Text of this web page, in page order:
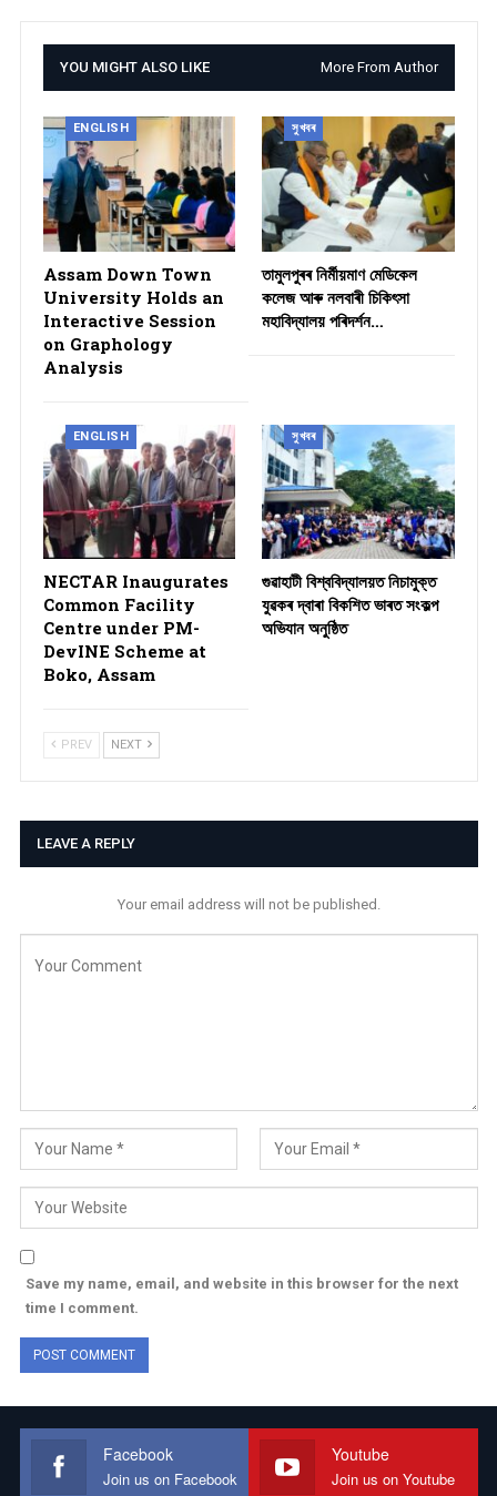
YOU MIGHT ALSO LIKE More From Author
ENGLISH
Assam Down Town
University Holds an
Interactive Session
on Graphology
Analysis
সুখবৰ
তামুলপুৰৰ নিৰ্মীয়মাণ মেডিকেল
কলেজ আৰু নলবাৰী চিকিৎসা
মহাবিদ্যালয় পৰিদৰ্শন…
ENGLISH
NECTAR Inaugurates
Common Facility
Centre under PM-
DevINE Scheme at
Boko, Assam
সুখবৰ
গুৱাহাটী বিশ্ববিদ্যালয়ত নিচামুক্ত
যুৱকৰ দ্বাৰা বিকশিত ভাৰত সংকল্প
অভিযান অনুষ্ঠিত
PREV NEXT
LEAVE A REPLY
Your email address will not be published.
Save my name, email, and website in this browser for the next
time I comment.
Facebook
Join us on Facebook
Youtube
Join us on Youtube